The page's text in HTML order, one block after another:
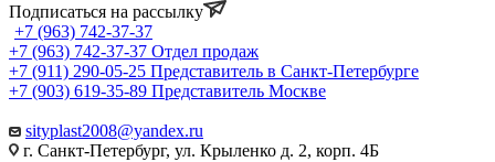
Подписаться на рассылку
+7 (963) 742-37-37
+7 (963) 742-37-37 Отдел продаж
+7 (911) 290-05-25 Представитель в Санкт-Петербурге
+7 (903) 619-35-89 Представитель Москве
sityplast2008@yandex.ru
г. Санкт-Петербург, ул. Крыленко д. 2, корп. 4Б